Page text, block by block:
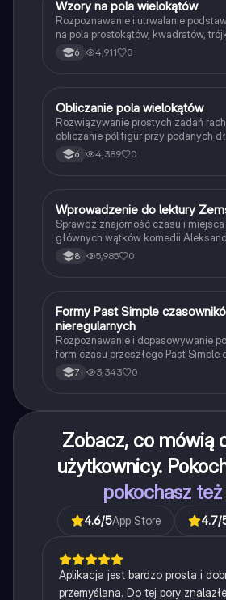
WMatematyka
Wzory na pola wielokątów
Rozpoznawanie i utrwalanie
na pola prostokątów, kwadratów,
6 4,911 0
OMatematyka
Obliczanie pola wielokątów
Rozwiązywanie prostych zadań
obliczanie pól figur przy podanych
boków i wysokości.
6 4,389 0
WJęzyk polski
Wprowadzenie do lektury
Sprawdź znajomość czasu i
głównych wątków komedii
8 5,985 0
FJęzyk angielski
Formy Past Simple
nieregularnych
Rozpoznawanie i dopasowywanie
form czasu przeszłego Past Simple
najpopularniejszych czasowników
7 3,343 0
Zobacz, co mówią
użytkownicy.
pokochasz też
4.6/5App Store 4.7/
Aplikacja jest bardzo prosta i
przemyślana. Do tej pory